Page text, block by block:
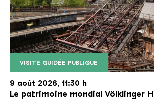
VISITE GUIDÉE PUBLIQUE
Le monte-charge incliné de la
Copyright: Weltkulturerbe
9 août 2026, 11:30 h
Le patrimoine mondial Völklinger